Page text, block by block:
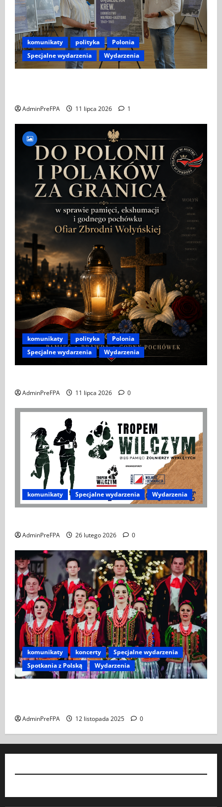
komunikaty polityka
Polonia
Specjalne wydarzenia
Wydarzenia
AdminPreFPA 11 lipca 2026 1
komunikaty polityka
Polonia
Specjalne wydarzenia
Wydarzenia
AdminPreFPA 11 lipca 2026 0
komunikaty Specjalne wydarzenia Wydarzenia
AdminPreFPA 26 lutego 2026 0
komunikaty koncerty
Specjalne wydarzenia
Spotkania z Polską
Wydarzenia
AdminPreFPA 12 listopada 2025 0